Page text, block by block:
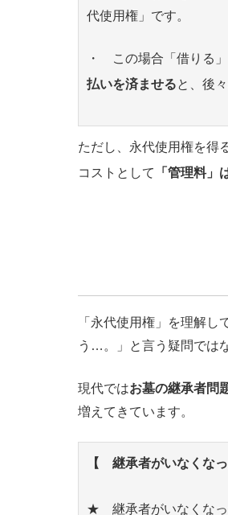
代使用権」です。
・ この場合「借りる
払いを済ませると、後
ただし、永代使用権を得
コストとして
「管理料」
「永代使用権」を理解し
う…。」と言う疑問では
現代ではお墓の継承者問
増えてきています。
【 継承者がいなくな
★ 継承者がいなくなっ